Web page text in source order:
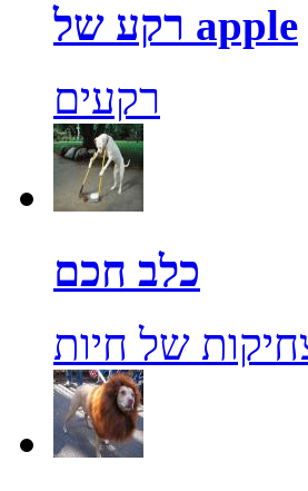
רקע של apple
רקעים
כלב חכם
של חיות